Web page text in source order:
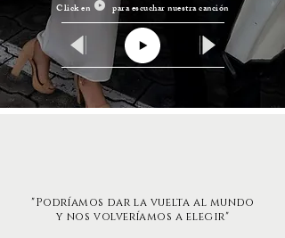
Click en para escuchar nuestra canción
"Podríamos dar la vuelta al mundo
y nos volveríamos a elegir"